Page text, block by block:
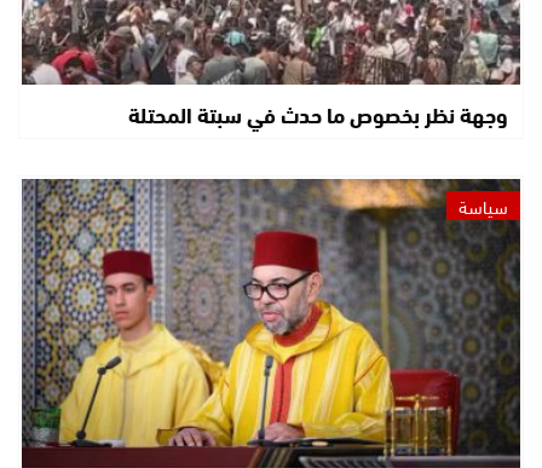
وجهة نظر بخصوص ما حدث في سبتة المحتلة
سياسة